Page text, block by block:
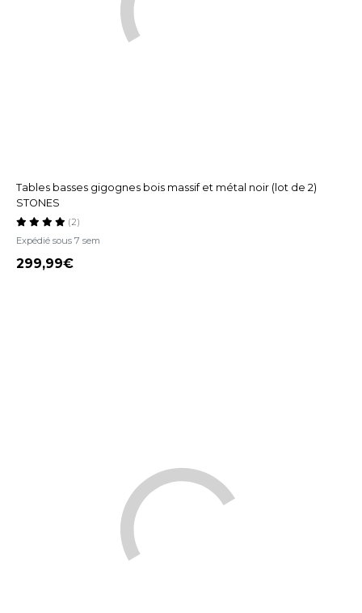
Tables basses gigognes bois massif et métal noir (lot de 2)
STONES
Expédié sous 7 sem
(2)
299,99